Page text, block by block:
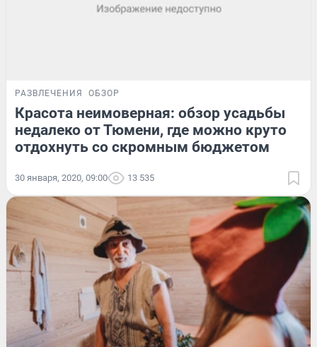
РАЗВЛЕЧЕНИЯ ОБЗОР
Красота неимоверная: обзор усадьбы
недалеко от Тюмени, где можно круто
отдохнуть со скромным бюджетом
30 января, 2020, 09:00 13 535